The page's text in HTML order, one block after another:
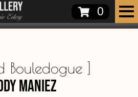
0
Bouledogue ]
Maniez